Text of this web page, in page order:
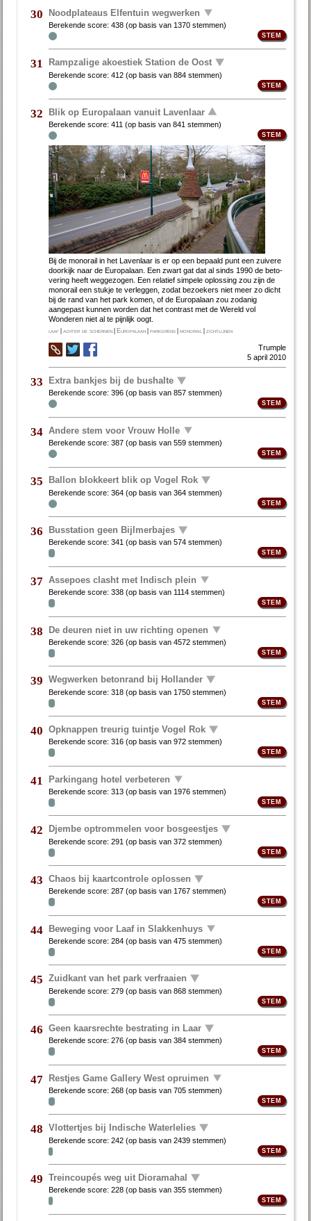
30 Noodplateaus Elfentuin wegwerken
Berekende score:438 (op basis van 1370 stemmen)
31 Rampzalige akoestiek Station de Oost
Berekende score:412 (op basis van884 stemmen)
32 Blik op Europalaan vanuit Lavenlaar
Berekende score:411 (op basis van841 stemmen)
Bij de monorail in het Laven­laar is er op een be­paald punt een zui­ve­re
door­kijk naar de Eu­ro­pa­laan. Een zwart gat dat al sinds 1990 de be­to­
ve­ring heeft weg­ge­zo­gen. Een rela­tief sim­pele oplos­sing zou zijn de
mono­rail een stukje te ver­leg­gen, zodat be­zoe­kers niet meer zo dicht
bij de rand van het park komen, of de Europalaan zou zodanig
aangepast kunnen worden dat het contrast met de Wereld vol
Wonderen niet al te pijnlijk oogt.
laaf |achter de schermen Europalaan |parkgrens |monorail |zichtlijnen
Trumple
5 april 2010
33 Extra bankjes bij de bushalte
Berekende score:396 (op basis van857 stemmen)
34 Andere stem voor Vrouw Holle
Berekende score:387 (op basis van559 stemmen)
35 Ballon blokkeert blik op Vogel Rok
Berekende score:364 (op basis van364 stemmen)
36 Busstation geen Bijlmerbajes
Berekende score:341 (op basis van574 stemmen)
37 Assepoes clasht met Indisch plein
Berekende score:338 (op basis van 1114 stemmen)
38 De deuren niet in uw richting openen
Berekende score:326 (op basis van4572 stemmen)
39 Wegwerken betonrand bij Hollander
Berekende score:318 (op basis van 1750 stemmen)
40 Opknappen treurig tuintje Vogel Rok
Berekende score:316 (op basis van972 stemmen)
41 Parkingang hotel verbeteren
Berekende score:313 (op basis van 1976 stemmen)
42 Djembe optrommelen voor bosgeestjes
Berekende score:291 (op basis van372 stemmen)
43 Chaos bij kaartcontrole oplossen
Berekende score:287 (op basis van 1767 stemmen)
44 Beweging voor Laaf in Slakkenhuys
Berekende score:284 (op basis van475 stemmen)
45 Zuidkant van het park verfraaien
Berekende score:279 (op basis van868 stemmen)
46 Geen kaarsrechte bestrating in Laar
Berekende score:276 (op basis van384 stemmen)
47 Restjes Game Gallery West opruimen
Berekende score:268 (op basis van705 stemmen)
48 Vlottertjes bij Indische Waterlelies
Berekende score:242 (op basis van2439 stemmen)
49 Treincoupés weg uit Dioramahal
Berekende score:228 (op basis van355 stemmen)